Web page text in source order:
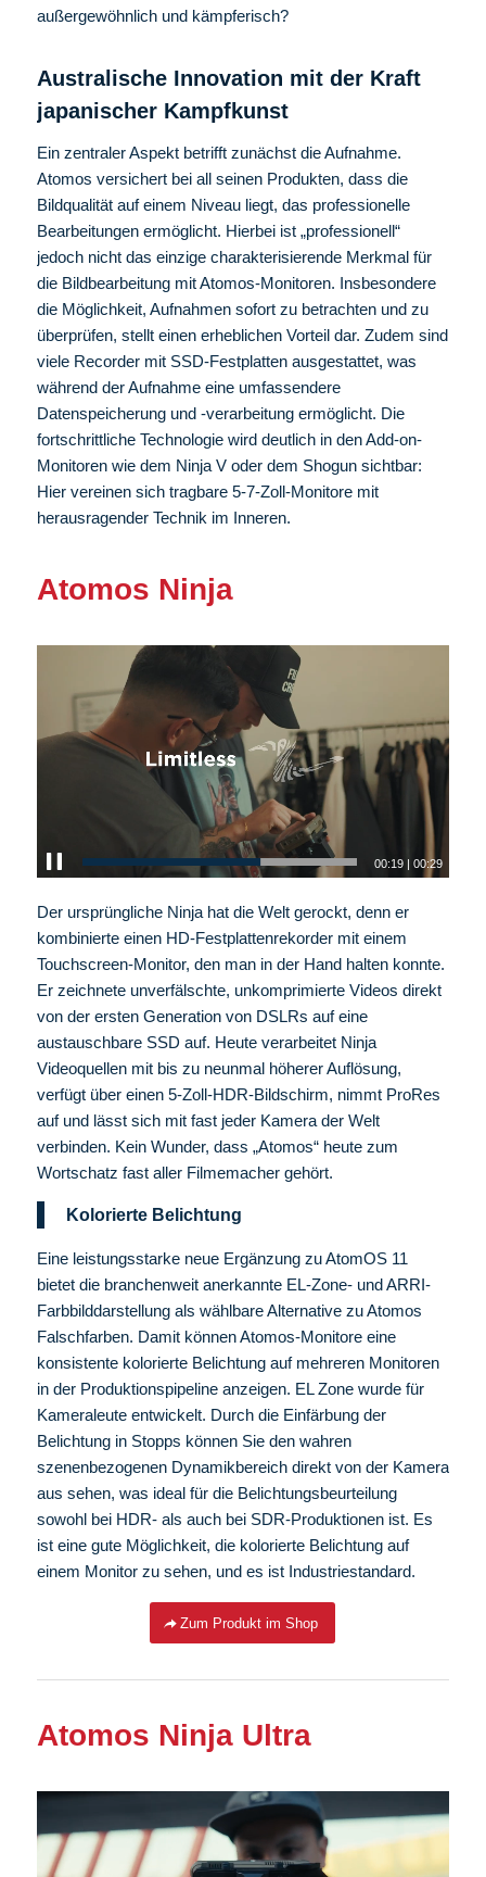
außergewöhnlich und kämpferisch?
Australische Innovation mit der Kraft
japanischer Kampfkunst
Ein zentraler Aspekt betrifft zunächst die Aufnahme.
Atomos versichert bei all seinen Produkten, dass die
Bildqualität auf einem Niveau liegt, das professionelle
Bearbeitungen ermöglicht. Hierbei ist „professionell“
jedoch nicht das einzige charakterisierende Merkmal für
die Bildbearbeitung mit Atomos-Monitoren. Insbesondere
die Möglichkeit, Aufnahmen sofort zu betrachten und zu
überprüfen, stellt einen erheblichen Vorteil dar. Zudem sind
viele Recorder mit SSD-Festplatten ausgestattet, was
während der Aufnahme eine umfassendere
Datenspeicherung und -verarbeitung ermöglicht. Die
fortschrittliche Technologie wird deutlich in den Add-on-
Monitoren wie dem Ninja V oder dem Shogun sichtbar:
Hier vereinen sich tragbare 5-7-Zoll-Monitore mit
herausragender Technik im Inneren.
Atomos Ninja
00:20 |00:29
Der ursprüngliche Ninja hat die Welt gerockt, denn er
kombinierte einen HD-Festplattenrekorder mit einem
Touchscreen-Monitor, den man in der Hand halten konnte.
Er zeichnete unverfälschte, unkomprimierte Videos direkt
von der ersten Generation von DSLRs auf eine
austauschbare SSD auf. Heute verarbeitet Ninja
Videoquellen mit bis zu neunmal höherer Auflösung,
verfügt über einen 5-Zoll-HDR-Bildschirm, nimmt ProRes
auf und lässt sich mit fast jeder Kamera der Welt
verbinden. Kein Wunder, dass „Atomos“ heute zum
Wortschatz fast aller Filmemacher gehört.
Kolorierte Belichtung
Eine leistungsstarke neue Ergänzung zu AtomOS 11
bietet die branchenweit anerkannte EL-Zone- und ARRI-
Farbbilddarstellung als wählbare Alternative zu Atomos
Falschfarben. Damit können Atomos-Monitore eine
konsistente kolorierte Belichtung auf mehreren Monitoren
in der Produktionspipeline anzeigen. EL Zone wurde für
Kameraleute entwickelt. Durch die Einfärbung der
Belichtung in Stopps können Sie den wahren
szenenbezogenen Dynamikbereich direkt von der Kamera
aus sehen, was ideal für die Belichtungsbeurteilung
sowohl bei HDR- als auch bei SDR-Produktionen ist. Es
ist eine gute Möglichkeit, die kolorierte Belichtung auf
einem Monitor zu sehen, und es ist Industriestandard.
Zum Produkt im Shop
Atomos Ninja Ultra